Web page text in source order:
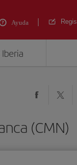
Ayuda
(CMN)